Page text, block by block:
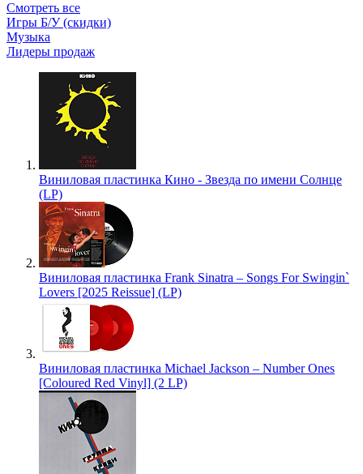
Смотреть все
Игры Б/У (скидки)
Музыка
Лидеры продаж
Виниловая пластинка Кино - Звезда по имени Солнце
(LP)
Виниловая пластинка Frank Sinatra – Songs For Swingin`
Lovers [2025 Reissue] (LP)
Виниловая пластинка Michael Jackson – Number Ones
[Coloured Red Vinyl] (2 LP)